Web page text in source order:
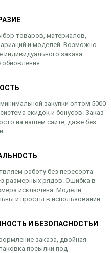
товаров, материалов,
и моделей. Возможно
заказа.
закупки оптом 5000
скидок и бонусов. Заказ
на нашем сайте, даже без
работу без пересорта
размерных рядов. Ошибка в
исключена. Модели
и просты в использовании.
И БЕЗОПАСНОСТЬИ
заказа, двойная
посылки под